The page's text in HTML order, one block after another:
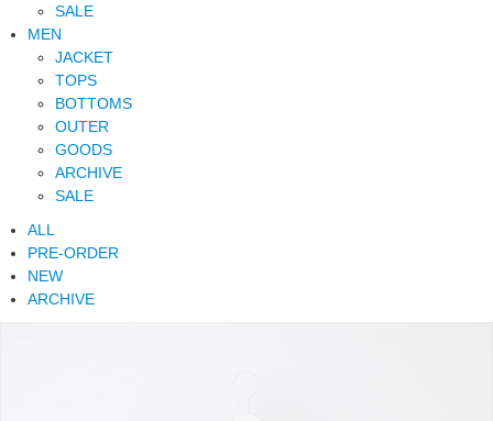
SALE
MEN
JACKET
TOPS
BOTTOMS
OUTER
GOODS
ARCHIVE
SALE
ALL
PRE-ORDER
NEW
ARCHIVE